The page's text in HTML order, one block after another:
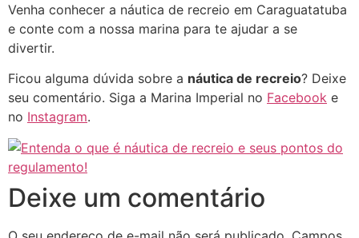
Venha conhecer a náutica de recreio em Caraguatatuba
e conte com a nossa marina para te ajudar a se
divertir.
Ficou alguma dúvida sobre a náutica de recreio? Deixe
seu comentário. Siga a Marina Imperial no Facebook e
no Instagram.
Deixe um comentário